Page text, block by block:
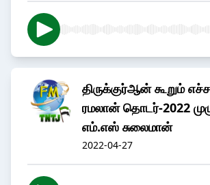
திருக்குர்ஆன் கூறும்
ரமலான் தொடர்-2022
எம்.எஸ் சுலைமான்
2022-04-27